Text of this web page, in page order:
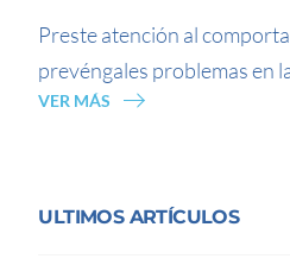
Preste atención al
prevéngales problemas en
VER MÁS
ULTIMOS ARTÍCULOS